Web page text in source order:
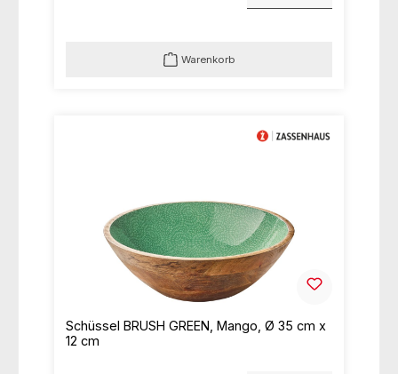
Warenkorb
Schüssel BRUSH GREEN, Mango, Ø 35 cm x
12 cm